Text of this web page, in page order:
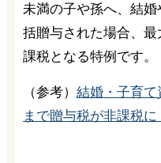
未満の子や孫へ、結
括贈与された場合、
課税となる特例です。
（参考） 結婚・子育て
まで贈与税が非課税に